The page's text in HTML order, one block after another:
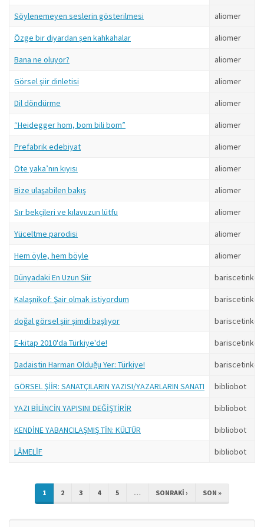
Söylenemeyen seslerin gösterilmesi aliomer
Özge bir diyardan şen kahkahalar aliomer
Bana ne oluyor? aliomer
Görsel şiir dinletisi aliomer
Dil döndürme aliomer
“Heidegger hom, bom bili bom” aliomer
Prefabrik edebiyat aliomer
Öte yaka’nın kıyısı aliomer
Bize ulaşabilen bakış aliomer
Sır bekçileri ve kılavuzun lütfu aliomer
Yüceltme parodisi aliomer
Hem öyle, hem böyle aliomer
Dünyadaki En Uzun Şiir bariscetinkol
Kalaşnikof: Şair olmak istiyordum bariscetinkol
doğal görsel şiir şimdi başlıyor bariscetinkol
E-kitap 2010'da Türkiye'de! bariscetinkol
Dadaistin Harman Olduğu Yer: Türkiye! bariscetinkol
GÖRSEL ŞİİR: SANATÇILARIN YAZISI/YAZARLARIN SANATI bibliobot
YAZI BİLİNCİN YAPISINI DEĞİŞTİRİR bibliobot
KENDİNE YABANCILAŞMIŞ TİN: KÜLTÜR bibliobot
LÂMELİF bibliobot
1 2 3 4 5 … SONRAKI › SON »